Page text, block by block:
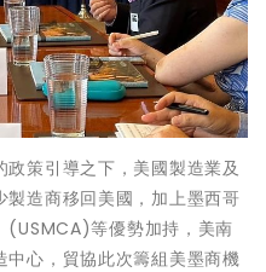
策引導之下，美國製造業及
造商移回美國，加上墨西哥
(USMCA)等優勢加持，美南
心，貿協此次籌組美墨商機